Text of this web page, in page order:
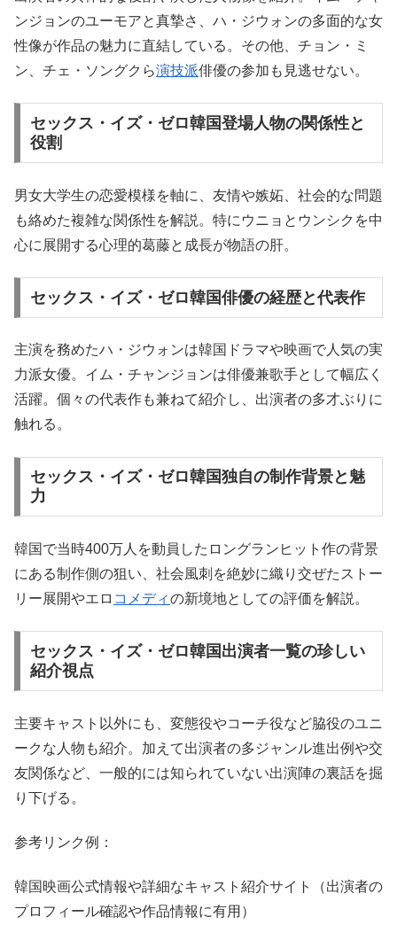
ンジョンのユーモアと真摯さ、ハ・ジウォンの多面的な女
性像が作品の魅力に直結している。その他、チョン・ミ
ン、チェ・ソングクら演技派俳優の参加も見逃せない。
セックス・イズ・ゼロ韓国登場人物の関係性と
役割
男女大学生の恋愛模様を軸に、友情や嫉妬、社会的な問題
も絡めた複雑な関係性を解説。特にウニョとウンシクを中
心に展開する心理的葛藤と成長が物語の肝。
セックス・イズ・ゼロ韓国俳優の経歴と代表作
主演を務めたハ・ジウォンは韓国ドラマや映画で人気の実
力派女優。イム・チャンジョンは俳優兼歌手として幅広く
活躍。個々の代表作も兼ねて紹介し、出演者の多才ぶりに
触れる。
セックス・イズ・ゼロ韓国独自の制作背景と魅
力
韓国で当時400万人を動員したロングランヒット作の背景
にある制作側の狙い、社会風刺を絶妙に織り交ぜたストー
リー展開やエロ コメディの新境地としての評価を解説。
セックス・イズ・ゼロ韓国出演者一覧の珍しい
紹介視点
主要キャスト以外にも、変態役やコーチ役など脇役のユニ
ークな人物も紹介。加えて出演者の多ジャンル進出例や交
友関係など、一般的には知られていない出演陣の裏話を掘
り下げる。
参考リンク例：
韓国映画公式情報や詳細なキャスト紹介サイト（出演者の
プロフィール確認や作品情報に有用）